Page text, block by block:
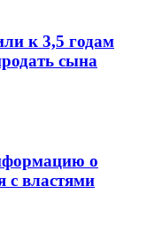
к 3,5 годам
сына
о
с властями